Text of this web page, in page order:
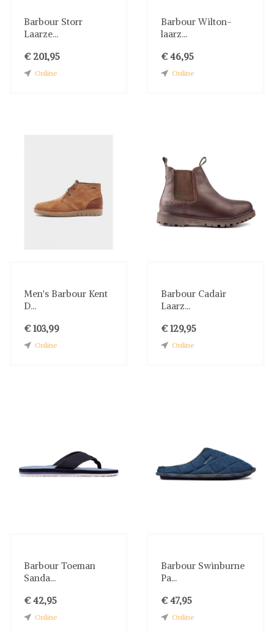
Barbour Storr
Laarze...
€ 201,95
Online
Barbour Wilton-
laarz...
€ 46,95
Online
Men's Barbour Kent
D...
€ 103,99
Online
Barbour Cadair
Laarz...
€ 129,95
Online
Barbour Toeman
Sanda...
€ 42,95
Online
Barbour Swinburne
Pa...
€ 47,95
Online